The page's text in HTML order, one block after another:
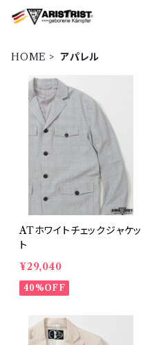
HOME アパレル
ATホワイトチェックジャケッ
ト
¥29,040
40%OFF